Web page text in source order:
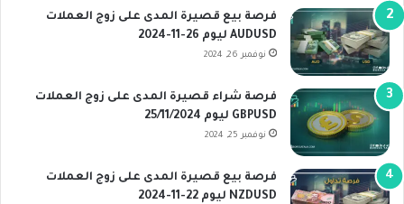
فرصة بيع قصيرة المدى على زوج العملات
AUDUSD ليوم 26-11-2024
نوفمبر 26, 2024
فرصة شراء قصيرة المدى على زوج العملات
GBPUSD ليوم 25/11/2024
نوفمبر 25, 2024
فرصة بيع قصيرة المدى على زوج العملات
NZDUSD ليوم 22-11-2024